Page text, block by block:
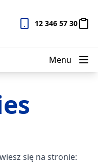
12 346 57 30
Menu
się na stronie: